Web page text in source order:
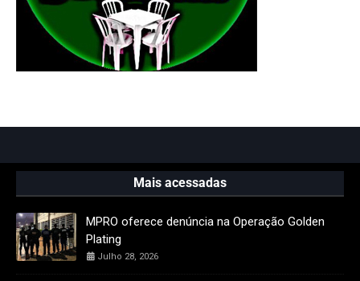
Mais acessadas
MPRO oferece denúncia na Operação Golden
Plating
Julho 28, 2026